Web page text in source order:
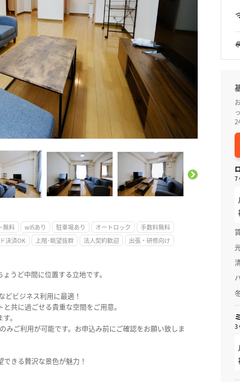
無料 wifiあり 駐車場あり オートロック
手数料無料
決済OK 上階･眺望抜群 法人契約歓迎
出張・研修向け
うど中間に位置する立地です。
どビジネス利用に最適！
共に過ごせる貴重な空間をご用意。
。
ご利用が可能です。お申込み前にご確認をお願い致しま
きる贅沢な景色が魅力！
7
3